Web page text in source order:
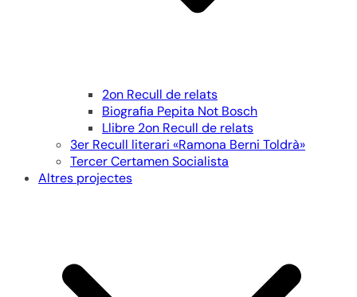
2on Recull de relats
Biografia Pepita Not Bosch
Llibre 2on Recull de relats
3er Recull literari «Ramona Berni Toldrà»
Tercer Certamen Socialista
Altres projectes